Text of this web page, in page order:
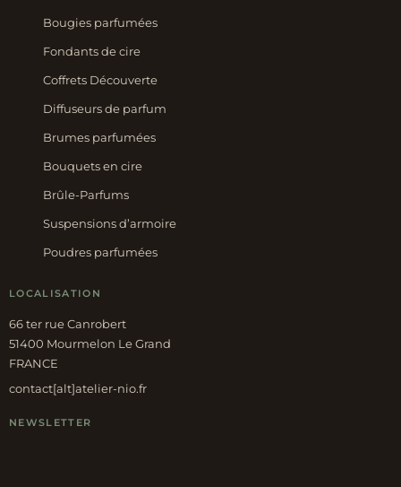
Bougies parfumées
Fondants de cire
Coffrets Découverte
Diffuseurs de parfum
Brumes parfumées
Bouquets en cire
Brûle-Parfums
Suspensions d’armoire
Poudres parfumées
LOCALISATION
66 ter rue Canrobert
51400 Mourmelon Le Grand
FRANCE
contact[alt]atelier-nio.fr
NEWSLETTER